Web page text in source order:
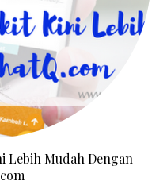
Lebih Mudah Dengan